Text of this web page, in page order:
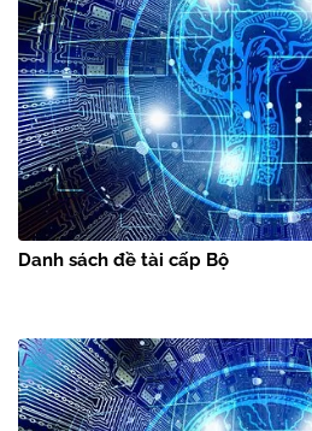
Danh sách đề tài cấp Bộ